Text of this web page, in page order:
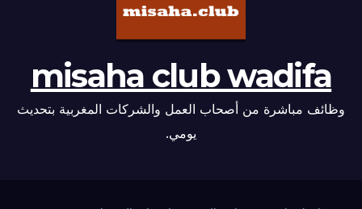
misaha club wadifa
وظائف مباشرة من أصحاب العمل والشركات المغربية بتحديث
يومي.